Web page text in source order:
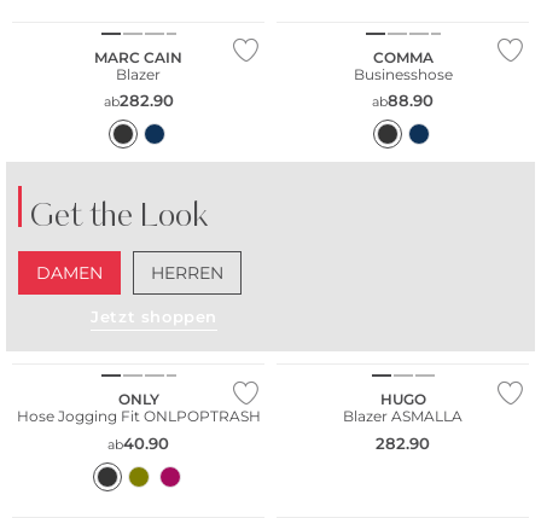
MARC CAIN
Blazer
ab282.90
COMMA
Businesshose
ab88.90
Get the Look
DAMEN HERREN
Jetzt shoppen
ONLY
Hose Jogging Fit ONLPOPTRASH
ab40.90
HUGO
Blazer ASMALLA
282.90